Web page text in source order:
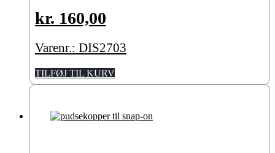
kr. 160,00
Varenr.: DIS2703
TILFØJ TIL KURV